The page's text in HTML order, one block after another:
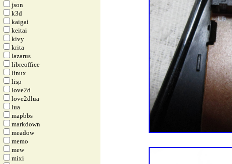
json
k3d
kaigai
keitai
kivy
krita
lazarus
libreoffice
linux
lisp
love2d
love2dlua
lua
mapbbs
markdown
meadow
memo
mew
mixi